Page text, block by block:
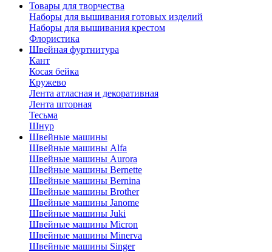
Товары для творчества
Наборы для вышивания готовых изделий
Наборы для вышивания крестом
Флористика
Швейная фуртнитура
Кант
Косая бейка
Кружево
Лента aтласная и декоративная
Лента шторная
Тесьма
Шнур
Швейные машины
Швейные машины Alfa
Швейные машины Aurora
Швейные машины Bernette
Швейные машины Bernina
Швейные машины Brother
Швейные машины Janome
Швейные машины Juki
Швейные машины Micron
Швейные машины Minerva
Швейные машины Singer